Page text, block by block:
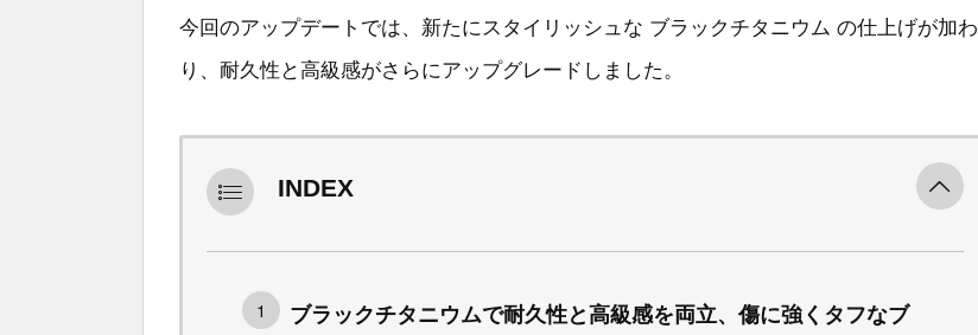
今回のアップデートでは、新たにスタイリッシュな ブラックチタニウム の仕上げが加わ
り、耐久性と高級感がさらにアップグレードしました。
INDEX
ブラックチタニウムで耐久性と高級感を両立、傷に強くタフなブ